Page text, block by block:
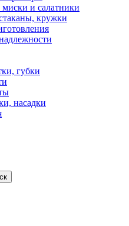
и салатники
кружки
губки
насадки